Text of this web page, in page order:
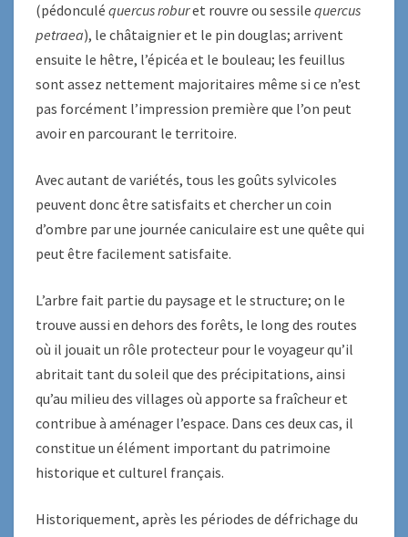
(pédonculé quercus roburet rouvre ou sessile quercus
petraea), le châtaignier et le pin douglas; arrivent
ensuite le hêtre, l’épicéa et le bouleau; les feuillus
sont assez nettement majoritaires même si ce n’est
pas forcément l’impression première que l’on peut
avoir en parcourant le territoire.
Avec autant de variétés, tous les goûts sylvicoles
peuvent donc être satisfaits et chercher un coin
d’ombre par une journée caniculaire est une quête qui
peut être facilement satisfaite.
L’arbre fait partie du paysage et le structure; on le
trouve aussi en dehors des forêts, le long des routes
où il jouait un rôle protecteur pour le voyageur qu’il
abritait tant du soleil que des précipitations, ainsi
qu’au milieu des villages où apporte sa fraîcheur et
contribue à aménager l’espace. Dans ces deux cas, il
constitue un élément important du patrimoine
historique et culturel français.
Historiquement, après les périodes de défrichage du